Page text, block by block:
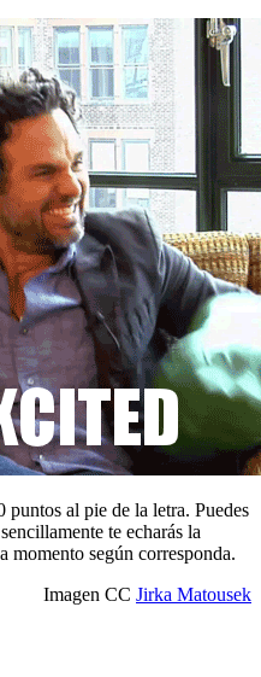
al pie de la letra. Puedes
te echarás la
momento según corresponda.
Imagen CC Jirka Matousek